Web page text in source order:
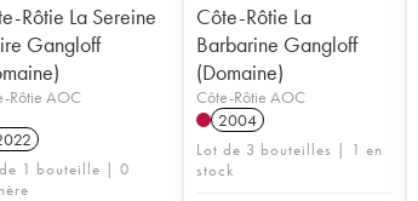
Rôtie La Sereine
Gangloff
Rôtie AOC
1 bouteille | 0
Côte-Rôtie La
Barbarine Gangloff
(Domaine)
Côte-Rôtie AOC
2004
Lot de 3 bouteilles | 1 en
stock